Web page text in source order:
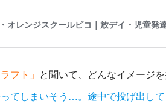
フト」 と聞いて、どんなイメージ
ってしまいそう…。途中で投げ出し